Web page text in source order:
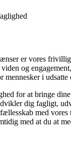
er vores
og
i udsatte
for at bringe
dig fagligt,
med vores
med at du at